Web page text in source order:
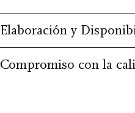
Elaboración y
Compromiso con la